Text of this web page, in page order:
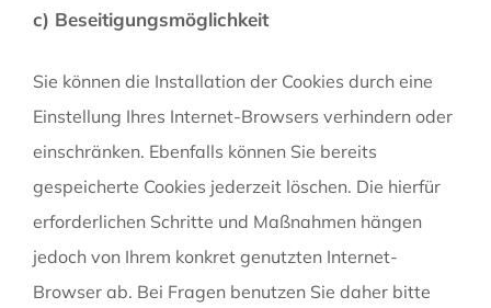
c) Beseitigungsmöglichkeit
Sie können die Installation der Cookies durch eine
Einstellung Ihres Internet-Browsers verhindern oder
einschränken. Ebenfalls können Sie bereits
gespeicherte Cookies jederzeit löschen. Die hierfür
erforderlichen Schritte und Maßnahmen hängen
jedoch von Ihrem konkret genutzten Internet-
Browser ab. Bei Fragen benutzen Sie daher bitte